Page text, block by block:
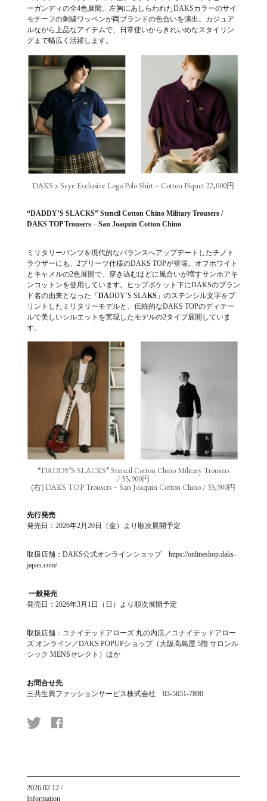
ーガンディの全4色展開。左胸にあしらわれたDAKSカラーのサイ
モチーフの刺繍ワッペンが両ブランドの色合いを演出。カジュア
ルながら上品なアイテムで、日常使いからきれいめなスタイリン
グまで幅広く活躍します。
DAKS x Scye Exclusive Logo Polo Shirt – Cotton Piquet 22,000円
“DADDY’S SLACKS” Stencil Cotton Chino Military Trousers /
DAKS TOP Trousers – San Joaquin Cotton Chino
ミリタリーパンツを現代的なバランスへアップデートしたチノト
ラウザーにも、2プリーツ仕様のDAKS TOPが登場。オフホワイト
とキャメルの2色展開で、穿き込むほどに風合いが増すサンホアキ
ンコットンを使用しています。ヒップポケット下にDAKSのブラン
ド名の由来となった「DADDY’S SLAKS」のステンシル文字をプ
リントしたミリタリーモデルと、伝統的なDAKS TOPのディテー
ルで美しいシルエットを実現したモデルの2タイプ展開していま
す。
“DADDY’S SLACKS” Stencil Cotton Chino Military Trousers
/ 53,900円
(右) DAKS TOP Trousers – San Joaquin Cotton Chino / 53,900円
先行発売
発売日：2026年2月20日（金）より順次展開予定
取扱店舗：DAKS公式オンラインショップ https://onlineshop.daks-
japan.com/
一般発売
発売日：2026年3月1日（日）より順次展開予定
取扱店舗：ユナイテッドアローズ 丸の内店／ユナイテッドアロー
ズ オンライン／DAKS POPUPショップ（大阪高島屋 5階 サロンル
シック MENSセレクト）ほか
お問合せ先
三共生興ファッションサービス株式会社 03-5651-7890
2026.02.12/
Information